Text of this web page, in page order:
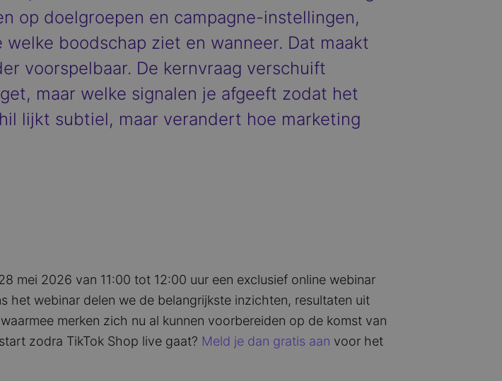
op doelgroepen en campagne-instellingen,
boodschap ziet en wanneer. Dat maakt
voorspelbaar. De kernvraag verschuift
maar welke signalen je afgeeft zodat het
lijkt subtiel, maar verandert hoe marketing
mei 2026 van 11:00 tot 12:00 uur een exclusief online webinar
het webinar delen we de belangrijkste inzichten, resultaten uit
merken zich nu al kunnen voorbereiden op de komst van
zodra TikTok Shop live gaat? Meld je dan gratis aan voor het